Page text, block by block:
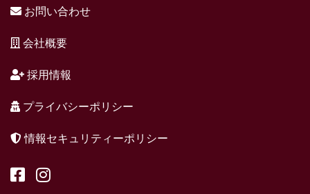
お問い合わせ
会社概要
採用情報
プライバシーポリシー
情報セキュリティーポリシー